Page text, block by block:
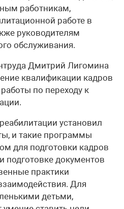
работникам,
работе в
руководителям
обслуживания.
Дмитрий Лигомина
квалификации кадров
по переходу к
установил
и такие программы
для подготовки кадров
подготовке документов
практики
Для
детьми,